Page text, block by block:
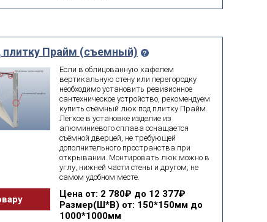
Прайм (съемный)
Если в облицованную кафелем
вертикальную стену или перегородку
необходимо установить ревизионное
сантехническое устройство, рекомендуем
купить съёмный люк под плитку Прайм.
Лёгкое в установке изделие из
алюминиевого сплава оснащается
съёмной дверцей, не требующей
дополнительного пространства при
открывании. Монтировать люк можно в
углу, нижней части стены и другом, не
самом удобном месте.
Ценаот: 2 780₽ до 12 377₽
Размер(Ш*В) от: 150*150мм до
1000*1000мм